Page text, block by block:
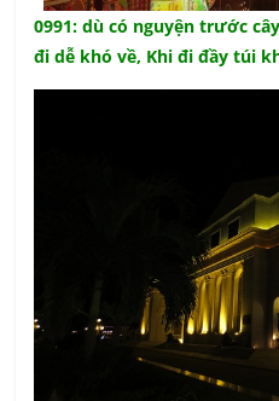
0991: dù có nguyện trước
đi dễ khó về, Khi đi đầy túi